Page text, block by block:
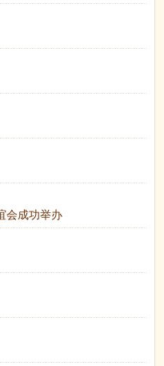
会成功举办